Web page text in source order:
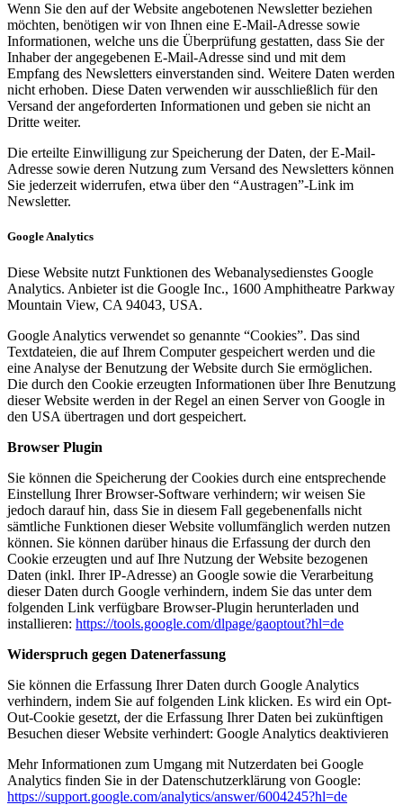
Wenn Sie den auf der Website angebotenen Newsletter beziehen
möchten, benötigen wir von Ihnen eine E-Mail-Adresse sowie
Informationen, welche uns die Überprüfung gestatten, dass Sie der
Inhaber der angegebenen E-Mail-Adresse sind und mit dem
Empfang des Newsletters einverstanden sind. Weitere Daten werden
nicht erhoben. Diese Daten verwenden wir ausschließlich für den
Versand der angeforderten Informationen und geben sie nicht an
Dritte weiter.
Die erteilte Einwilligung zur Speicherung der Daten, der E-Mail-
Adresse sowie deren Nutzung zum Versand des Newsletters können
Sie jederzeit widerrufen, etwa über den “Austragen”-Link im
Newsletter.
Google Analytics
Diese Website nutzt Funktionen des Webanalysedienstes Google
Analytics. Anbieter ist die Google Inc., 1600 Amphitheatre Parkway
Mountain View, CA 94043, USA.
Google Analytics verwendet so genannte “Cookies”. Das sind
Textdateien, die auf Ihrem Computer gespeichert werden und die
eine Analyse der Benutzung der Website durch Sie ermöglichen.
Die durch den Cookie erzeugten Informationen über Ihre Benutzung
dieser Website werden in der Regel an einen Server von Google in
den USA übertragen und dort gespeichert.
Browser Plugin
Sie können die Speicherung der Cookies durch eine entsprechende
Einstellung Ihrer Browser-Software verhindern; wir weisen Sie
jedoch darauf hin, dass Sie in diesem Fall gegebenenfalls nicht
sämtliche Funktionen dieser Website vollumfänglich werden nutzen
können. Sie können darüber hinaus die Erfassung der durch den
Cookie erzeugten und auf Ihre Nutzung der Website bezogenen
Daten (inkl. Ihrer IP-Adresse) an Google sowie die Verarbeitung
dieser Daten durch Google verhindern, indem Sie das unter dem
folgenden Link verfügbare Browser-Plugin herunterladen und
installieren: https://tools.google.com/dlpage/gaoptout?hl=de
Widerspruch gegen Datenerfassung
Sie können die Erfassung Ihrer Daten durch Google Analytics
verhindern, indem Sie auf folgenden Link klicken. Es wird ein Opt-
Out-Cookie gesetzt, der die Erfassung Ihrer Daten bei zukünftigen
Besuchen dieser Website verhindert: Google Analytics deaktivieren
Mehr Informationen zum Umgang mit Nutzerdaten bei Google
Analytics finden Sie in der Datenschutzerklärung von Google:
https://support.google.com/analytics/answer/6004245?hl=de